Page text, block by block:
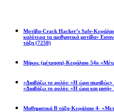
Μοτίβα-Crack Hacker’s Safe-
καλύτερα τα αριθμητικά μοτίβα»
τάξη (7250)
Μήκος (μέτρηση)-Κεφάλαιο 54ο
«Διαβάζω το ρολόι: «Η ώρα
«Διαβάζω το ρολόι: «Η ώρα και
Μαθηματικά Β τάξη-Κεφάλαιο 4-